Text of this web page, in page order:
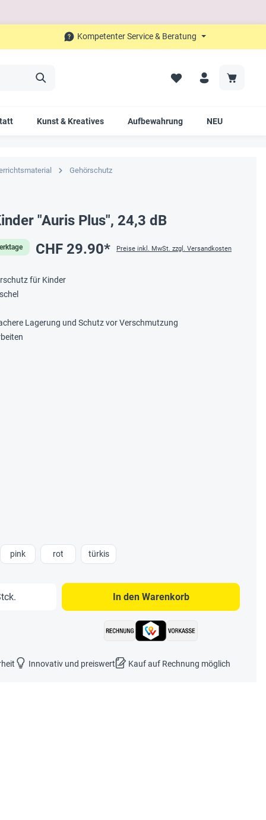
Kompetenter Service & Beratung
Kunst & Kreatives Aufbewahrung NEU
Gehörschutz
"Auris Plus", 24,3 dB
CHF 29.90* Preise inkl. MwSt. zzgl. Versandkosten
für Kinder
Lagerung und Schutz vor Verschmutzung
pink rot türkis
den gewünschten Wert ein oder
In den Warenkorb
Innovativ und preiswert Kauf auf Rechnung möglich